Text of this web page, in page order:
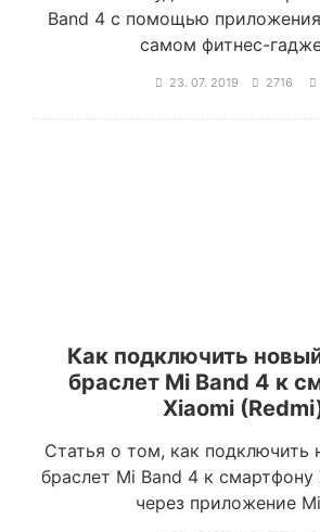
Band 4 с помощью
самом фитнес-
23. 07. 2019 2716
Как подключить
браслет Mi Band 4 к
Xiaomi
Статья о том, как подключить
браслет Mi Band 4 к смартфону
через приложение